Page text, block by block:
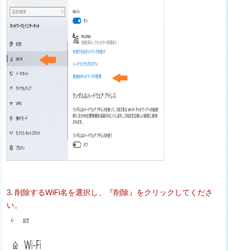
3. 削除するWiFi名を選択し、『削除』をクリックしてくださ
い。